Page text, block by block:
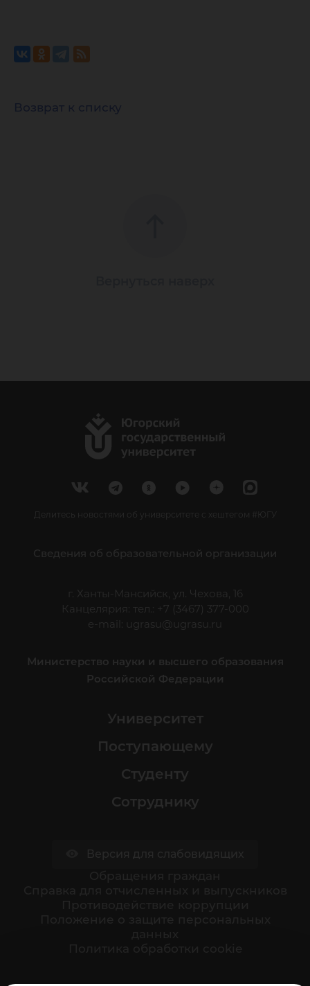
Возврат к списку
Делитесь новостями об университете с хештегом #ЮГУ
Сведения об образовательной организации
г. Ханты-Мансийск, ул. Чехова, 16
Канцелярия: тел.: +7 (3467) 377-000
e-mail:
ugrasu@ugrasu.ru
Министерство науки и высшего образования
Российской Федерации
Университет
Поступающему
Студенту
Сотруднику